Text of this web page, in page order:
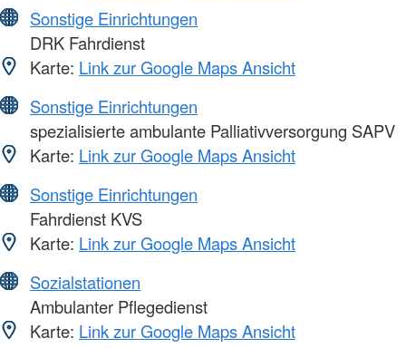
Sonstige Einrichtungen
DRK Fahrdienst
Karte: Link zur Google Maps Ansicht
Sonstige Einrichtungen
spezialisierte ambulante Palliativversorgung SAPV
Karte: Link zur Google Maps Ansicht
Sonstige Einrichtungen
Fahrdienst KVS
Karte: Link zur Google Maps Ansicht
Sozialstationen
Ambulanter Pflegedienst
Karte: Link zur Google Maps Ansicht